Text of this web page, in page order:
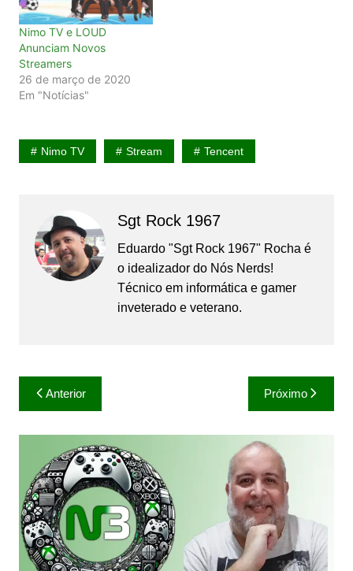
Nimo TV e LOUD
Anunciam Novos
Streamers
26 de março de 2020
Em "Notícias"
Nimo TV Stream Tencent
Sgt Rock 1967
Eduardo "Sgt Rock 1967" Rocha é
o idealizador do Nós Nerds!
Técnico em informática e gamer
inveterado e veterano.
Navegação
de
Post
Anterior Próximo